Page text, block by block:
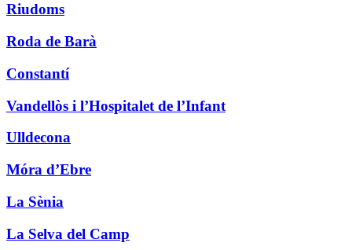
Riudoms
Roda de Barà
Constantí
Vandellòs i l’Hospitalet de l’Infant
Ulldecona
Móra d’Ebre
La Sènia
La Selva del Camp